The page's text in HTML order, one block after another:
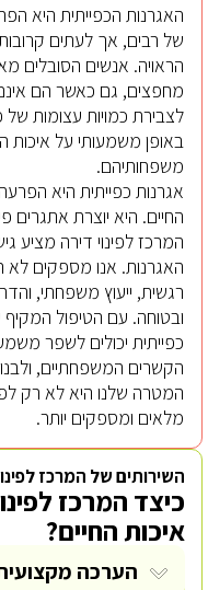
האגרנות הכפייתית היא
של רבים, אך לעתים
הראויה. אנשים הסובלים
מחפצים, גם כאשר הם
לצבירת כמויות עצומות
באופן משמעותי על איכות
משפחותיהם.
אגרנות כפייתית היא
החיים. היא יוצרת אתגרים
המרכז לפינוי דירה מציע
האגרנות. אנו מספקים לא
רגשית, ייעוץ משפחתי,
ובטוחה. עם הטיפול
כפייתית יכולים לשפר
הקשרים המשפחתיים,
המטרה שלנו היא לא רק
מלאים ומספקים יותר.
השירותים של המרכז
כיצד המרכז
איכות החיים?
הערכה